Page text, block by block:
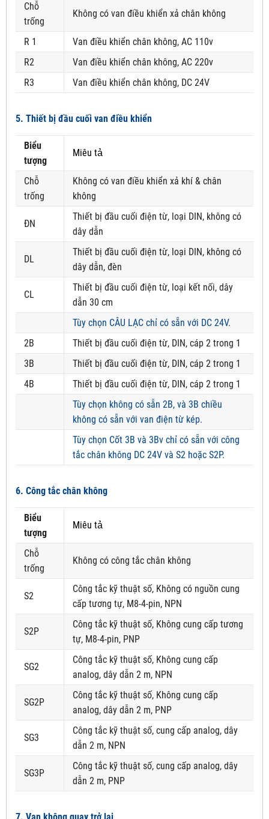
Chỗ
trống
Không có van điều khiển xả chân không
R 1
Van điều khiển chân không, AC 110v
R2
Van điều khiển chân không, AC 220v
R3
Van điều khiển chân không, DC 24V
5. Thiết bị đầu cuối van điều khiển
Biểu
tượng
Miêu tả
Chỗ
trống
Không có van điều khiển xả khí & chân
không
ĐN
Thiết bị đầu cuối điện từ, loại DIN, không có
dây dẫn
DL
Thiết bị đầu cuối điện từ, loại DIN, không có
dây dẫn, đèn
CL
Thiết bị đầu cuối điện từ, loại kết nối, dây
dẫn 30 cm
Tùy chọn CÂU LẠC chỉ có sẵn với DC 24V.
2B
Thiết bị đầu cuối điện từ, DIN, cáp 2 trong 1
3B
Thiết bị đầu cuối điện từ, DIN, cáp 2 trong 1
4B
Thiết bị đầu cuối điện từ, DIN, cáp 2 trong 1
Tùy chọn không có sẵn 2B, và 3B chiều
không có sẵn với van điện từ kép.
Tùy chọn Cốt 3B và 3Bv chỉ có sẵn với công
tắc chân không DC 24V và S2 hoặc S2P.
6. Công tắc chân không
Biểu
tượng
Miêu tả
Chỗ
trống
Không có công tắc chân không
S2
Công tắc kỹ thuật số, Không có nguồn cung
cấp tương tự, M8-4-pin, NPN
S2P
Công tắc kỹ thuật số, Không cung cấp tương
tự, M8-4-pin, PNP
SG2
Công tắc kỹ thuật số, Không cung cấp
analog, dây dẫn 2 m, NPN
SG2P
Công tắc kỹ thuật số, Không cung cấp
analog, dây dẫn 2 m, PNP
SG3
Công tắc kỹ thuật số, cung cấp analog, dây
dẫn 2 m, NPN
SG3P
Công tắc kỹ thuật số, cung cấp analog, dây
dẫn 2 m, PNP